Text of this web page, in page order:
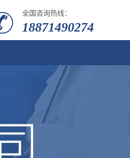
全国咨询热线：
18871490274